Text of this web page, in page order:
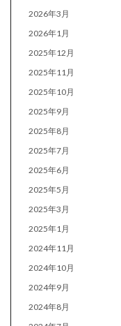
2026年3月
2026年1月
2025年12月
2025年11月
2025年10月
2025年9月
2025年8月
2025年7月
2025年6月
2025年5月
2025年3月
2025年1月
2024年11月
2024年10月
2024年9月
2024年8月